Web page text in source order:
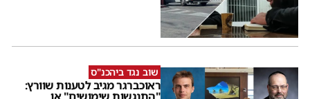
שוב נגד ביהכנ"ס
ראוכברגר מגיב לטענות שוורץ: